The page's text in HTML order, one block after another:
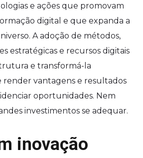
e ações que promovam
digital e que expanda a
A adoção de métodos,
estratégicas e recursos digitais
e transformá-la
vantagens e resultados
oportunidades. Nem
investimentos se adequar.
inovação